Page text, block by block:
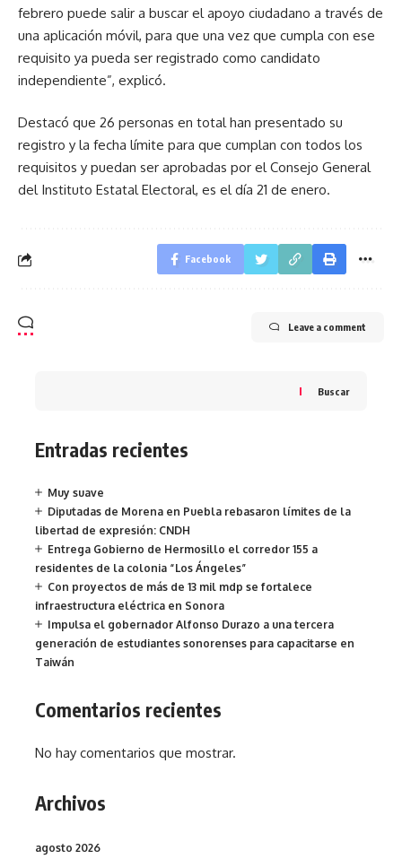
febrero puede salir a buscar el apoyo ciudadano a través de
una aplicación móvil, para que una vez que cumpla con ese
requisito ya pueda ser registrado como candidato
independiente”, explicó.
Destacó que 26 personas en total han presentado su
registro y la fecha límite para que cumplan con todos los
requisitos y puedan ser aprobadas por el Consejo General
del Instituto Estatal Electoral, es el día 21 de enero.
Facebook
Leave a comment
Buscar
Entradas recientes
Muy suave
Diputadas de Morena en Puebla rebasaron límites de la
libertad de expresión: CNDH
Entrega Gobierno de Hermosillo el corredor 155 a
residentes de la colonia “Los Ángeles”
Con proyectos de más de 13 mil mdp se fortalece
infraestructura eléctrica en Sonora
Impulsa el gobernador Alfonso Durazo a una tercera
generación de estudiantes sonorenses para capacitarse en
Taiwán
Comentarios recientes
No hay comentarios que mostrar.
Archivos
agosto 2026